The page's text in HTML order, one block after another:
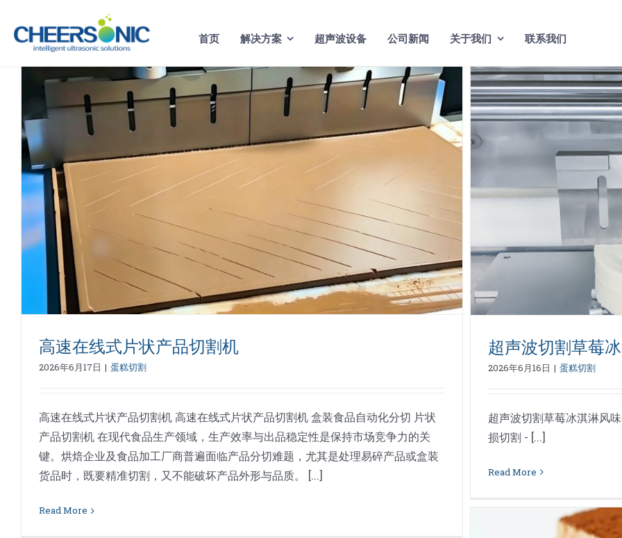
content
首页 解决方案 超声波设备 公司新闻 关于我们 联系我们
高速在线式片状产品切割机
2026年6月17日 | 蛋糕切割
高速在线式片状产品切割机 高速在线式片状产品切割机 盒装食品自动化分切 片状
产品切割机 在现代食品生产领域，生产效率与出品稳定性是保持市场竞争力的关
键。烘焙企业及食品加工厂商普遍面临产品分切难题，尤其是处理易碎产品或盒装
货品时，既要精准切割，又不能破坏产品外形与品质。 [...]
Read More
超声波切割草莓冰淇淋风味慕斯蛋糕
蛋糕切割
超声波切割草莓
2026年6月16日 | 蛋糕切割
超声波切割草莓冰淇淋风
损切割 - [...]
Read More